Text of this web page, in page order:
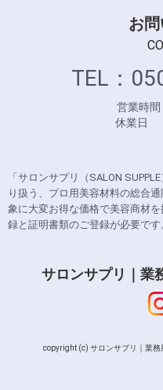
お
TEL：
営業時
休業日
「サロンサプリ（SALON
り扱う、プロ用美容材料の総合
象に大変お得な価格で美容商材
録と証明書類のご登録が必要です
サロンサプリ｜業
copyright (c) サロンサプリ｜業